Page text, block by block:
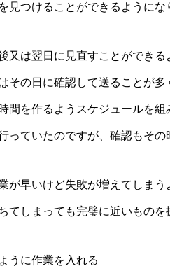
見つけることができるようにな
又は翌日に見直すことができる
その日に確認して送ることが多
間を作るようスケジュールを組
っていたのですが、確認もそ
が早いけど失敗が増えてしまう
てしまっても完璧に近いもの
うに作業を入れる